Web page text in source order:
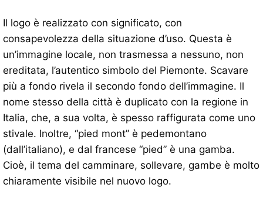
Il logo è realizzato con significato, con
consapevolezza della situazione d’uso. Questa è
un’immagine locale, non trasmessa a nessuno, non
ereditata, l’autentico simbolo del Piemonte. Scavare
più a fondo rivela il secondo fondo dell’immagine. Il
nome stesso della città è duplicato con la regione in
Italia, che, a sua volta, è spesso raffigurata come uno
stivale. Inoltre, “pied mont” è pedemontano
(dall’italiano), e dal francese “pied” è una gamba.
Cioè, il tema del camminare, sollevare, gambe è molto
chiaramente visibile nel nuovo logo.